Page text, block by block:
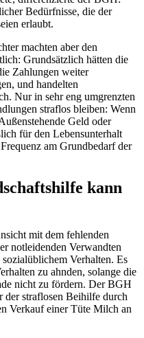
Bedürfnisse, die der
erlaubt.
machten aber den
Grundsätzlich hätten die
Zahlungen weiter
und handelten
Nur in sehr eng umgrenzten
straflos bleiben: Wenn
Geld oder
für den Lebensunterhalt
am Grundbedarf der
kann
mit dem fehlenden
notleidenden Verwandten
Verhalten. Es
zu ahnden, solange die
nicht zu fördern. DerBGH
der straflosen Beihilfe durch
Verkauf einer Tüte Milch an